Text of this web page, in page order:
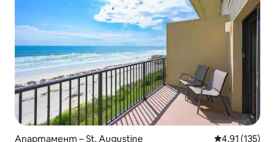
Апартамент – St. Augustine Средна
4,91 (135)